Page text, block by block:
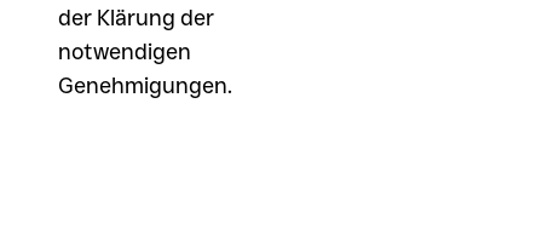
der Klärung der
notwendigen
Genehmigungen.